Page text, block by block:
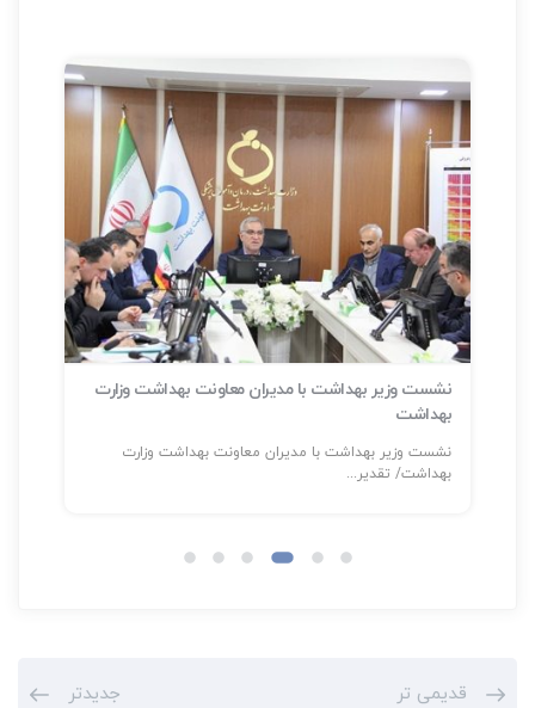
نشست وزیر بهداشت با مدیران معاونت بهداشت وزارت
بهداشت
نشست وزیر بهداشت با مدیران معاونت بهداشت وزارت
بهداشت/ تقدیر...
قدیمی تر جدیدتر